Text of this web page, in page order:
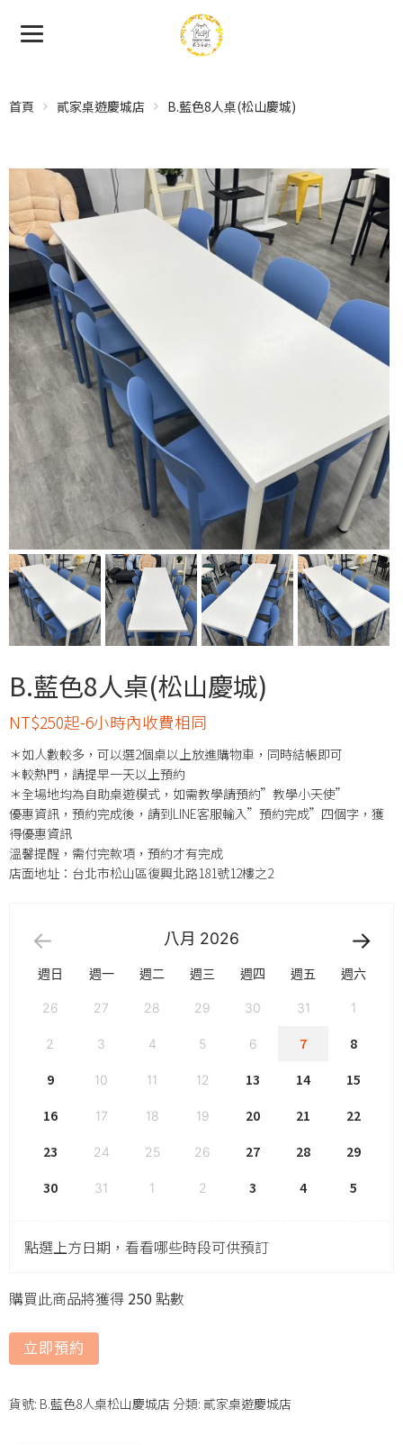
首頁 貳家桌遊慶城店 B.藍色8人桌(松山慶城)
B.藍色8人桌(松山慶城)
NT$250起-6小時內收費相同
＊如人數較多，可以選2個桌以上放進購物車，同時結帳即可
＊較熱門，請提早一天以上預約
＊全場地均為自助桌遊模式，如需教學請預約”教學小天使”
優惠資訊，預約完成後，請到LINE客服輸入”預約完成”四個字，獲
得優惠資訊
溫馨提醒，需付完款項，預約才有完成
店面地址：台北市松山區復興北路181號12樓之2
八月 2026
週日 週一 週二 週三 週四 週五 週六
26 27 28 29 30 31 1
2 3 4 5 6 7
8
9
10 11 12 13 14
15
16
17 18 19 20 21
22
23
24 25 26 27 28
29
30
31 1 2 3 4 5
點選上方日期，看看哪些時段可供預訂
購買此商品將獲得 250 點數
立即預約
貨號: B.藍色8人桌松山慶城店分類: 貳家桌遊慶城店